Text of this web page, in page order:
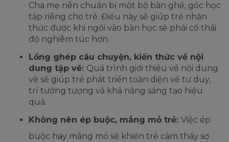
Cha mẹ nên chuẩn bị một bộ bàn ghế, góc học
tập riêng cho trẻ. Điều này sẽ giúp trẻ nhận
thức được khi ngồi vào bàn học sẽ phải có thái
độ nghiêm túc hơn.
Lồng ghép câu chuyện, kiến thức về nội
dung tập vẽ: Quá trình giới thiệu về nội dung
vẽ sẽ giúp trẻ phát triển toàn diện về tư duy,
trí tưởng tượng và khả năng sáng tạo hiệu
quả.
Không nên ép buộc, mắng mỏ trẻ: Việc ép
buộc hay mắng mỏ sẽ khiến trẻ cảm thấy sợ